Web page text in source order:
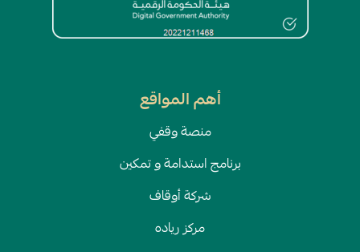
أهم المواقع
منصة وقفي
برنامج استدامة و تمكين
شركة أوقاف
مركز رياده